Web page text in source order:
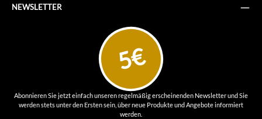
NEWSLETTER
5€
Abonnieren Sie jetzt einfach unseren regelmäßig erscheinenden Newsletter und Sie
werden stets unter den Ersten sein, über neue Produkte und Angebote informiert
werden.